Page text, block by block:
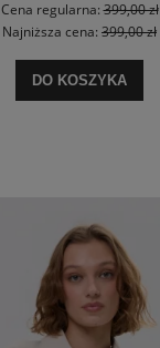
Cena regularna:399,00 zł
Najniższa cena: 399,00 zł
DO KOSZYKA